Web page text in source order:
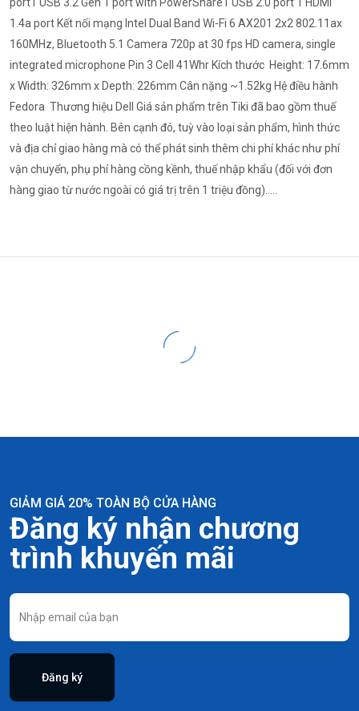
1.4a port Kết nối mạng Intel Dual Band Wi-Fi 6 AX201 2x2 802.11ax
160MHz, Bluetooth 5.1 Camera 720p at 30 fps HD camera, single
integrated microphone Pin 3 Cell 41Whr Kích thước Height: 17.6mm
x Width: 326mm x Depth: 226mm Cân nặng ~1.52kg Hệ điều hành
Fedora Thương hiệu Dell Giá sản phẩm trên Tiki đã bao gồm thuế
theo luật hiện hành. Bên cạnh đó, tuỳ vào loại sản phẩm, hình thức
và địa chỉ giao hàng mà có thể phát sinh thêm chi phí khác như phí
vận chuyển, phụ phí hàng cồng kềnh, thuế nhập khẩu (đối với đơn
hàng giao từ nước ngoài có giá trị trên 1 triệu đồng).....
GIẢM GIÁ 20% TOÀN BỘ CỬA HÀNG
Đăng ký nhận chương
trình khuyến mãi
Đăng ký